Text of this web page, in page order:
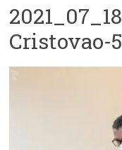
–
Luz
Arquidiocese
Cristovao-